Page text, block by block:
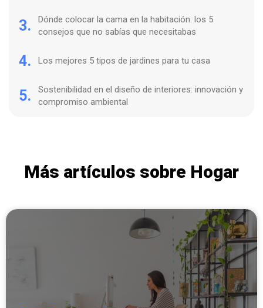
3.
Dónde colocar la cama en la habitación: los 5
consejos que no sabías que necesitabas
4. Los mejores 5 tipos de jardines para tu casa
5.
Sostenibilidad en el diseño de interiores: innovación y
compromiso ambiental
Más artículos sobre Hogar